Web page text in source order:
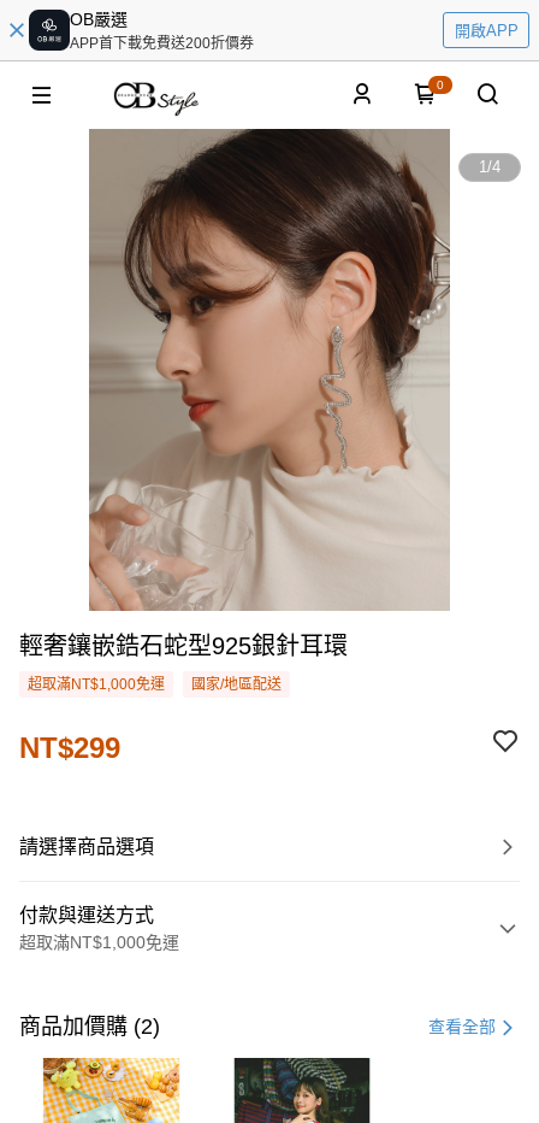
OB嚴選
APP首下載免費送200折價券
開啟APP
0
1/4
輕奢鑲嵌鋯石蛇型925銀針耳環
超取滿NT$1,000免運 國家/地區配送
NT$299
請選擇商品選項
付款與運送方式
超取滿NT$1,000免運
信用卡一次付款
購物金
超商取貨付款
商品加價購 (2) 查看全部